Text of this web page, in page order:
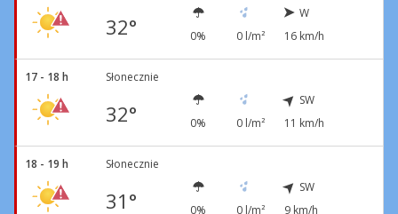
32° 0% 0 l/m²
W
16 km/h
17 - 18 h Słonecznie
32° 0% 0 l/m²
SW
11 km/h
18 - 19 h Słonecznie
31° 0% 0 l/m²
SW
9 km/h